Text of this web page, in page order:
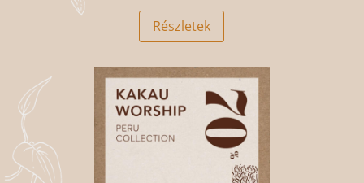
Részletek